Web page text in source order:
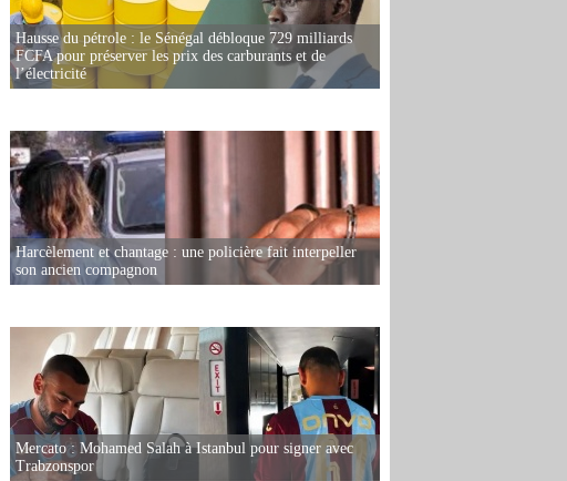
Hausse du pétrole : le Sénégal débloque 729 milliards
FCFA pour préserver les prix des carburants et de
l’électricité
Harcèlement et chantage : une policière fait interpeller
son ancien compagnon
Mercato : Mohamed Salah à Istanbul pour signer avec
Trabzonspor